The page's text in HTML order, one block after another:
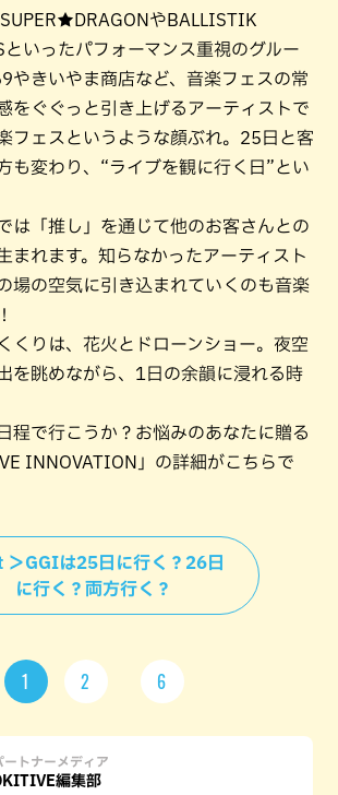
やBALLISTIK
といったパフォーマンス重視のグルー
やきいやま商店など、音楽フェスの常
をぐぐっと引き上げるアーティストで
フェスというような顔ぶれ。25日と客
も変わり、“ライブを観に行く日”とい
は「推し」を通じて他のお客さんとの
まれます。知らなかったアーティスト
場の空気に引き込まれていくのも音楽
くりは、花火とドローンショー。夜空
を眺めながら、1日の余韻に浸れる時
程で行こうか？お悩みのあなたに贈る
INNOVATION」の詳細がこちらで
＞GGIは25日に行く？26日
に行く？両方行く？
1 2 6
ートナーメディア
編集部